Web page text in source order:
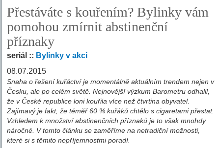
Přestáváte s kouřením? Bylinky vám
pomohou zmírnit abstinenční
příznaky
seriál :: Bylinky v akci
08.07.2015
Snaha o řešení kuřáctví je momentálně aktuálním trendem nejen v
Česku, ale po celém světě. Nejnovější výzkum Barometru odhalil,
že v České republice loni kouřila více než čtvrtina obyvatel.
Zajímavý je fakt, že téměř 60 % kuřáků chtělo s cigaretami přestat.
Vzhledem k množství abstinenčních příznaků je to však mnohdy
náročné. V tomto článku se zaměříme na netradiční možnosti,
které si s těmito nepříjemnostmi poradí.